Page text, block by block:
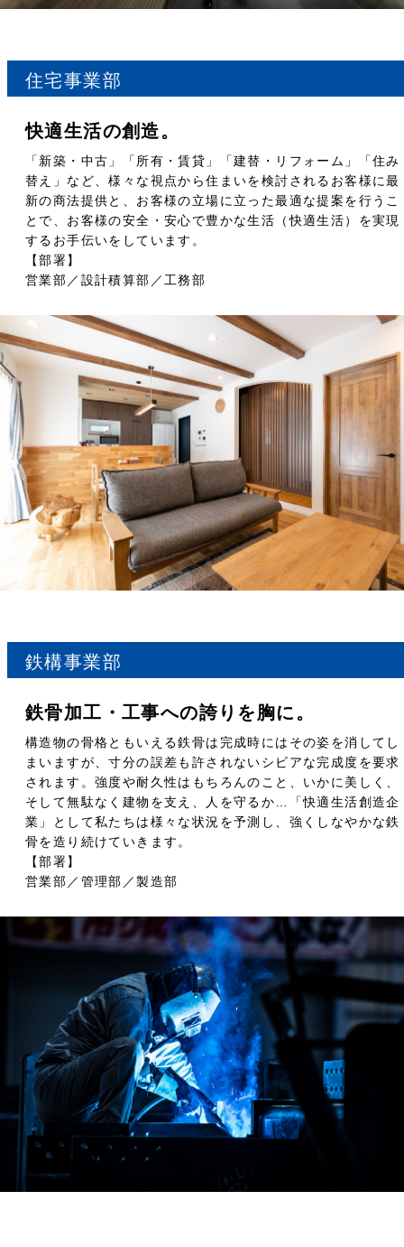
住宅事業部
快適⽣活の創造。
「新築・中古」「所有・賃貸」「建替・リフォーム」「住み
替え」など、様々な視点から住まいを検討されるお客様に最
新の商法提供と、お客様の⽴場に⽴った最適な提案を⾏うこ
とで、お客様の安全・安⼼で豊かな⽣活（快適⽣活）を実現
するお⼿伝いをしています。
【部署】
営業部／設計積算部／⼯務部
鉄構事業部
鉄⾻加⼯・⼯事への誇りを胸に。
構造物の⾻格ともいえる鉄骨は完成時にはその姿を消してし
まいますが、⼨分の誤差も許されないシビアな完成度を要求
されます。強度や耐久性はもちろんのこと、いかに美しく、
そして無駄なく建物を⽀え、⼈を守るか…「快適⽣活創造企
業」として私たちは様々な状況を予測し、強くしなやかな鉄
骨を造り続けていきます。
【部署】
営業部／管理部／製造部